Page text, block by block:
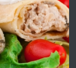
машина -
ЕЦБ
преди 1 година